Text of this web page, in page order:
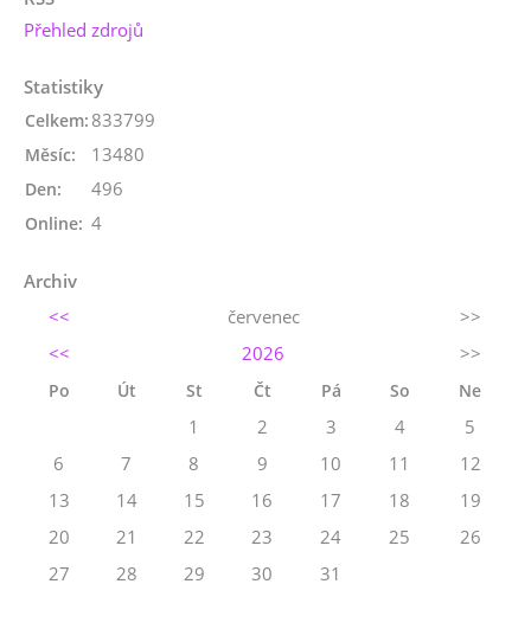
Přehled zdrojů
Statistiky
Online: 4
Celkem: 833799
Měsíc: 13480
Den: 496
Archiv
<<
červenec
>>
<<
2026 >>
Po Út St Čt Pá So Ne
1 2 3 4
5
6
7 8 9 10 11
12
13
14 15 16 17 18
19
20
21 22 23 24 25
26
27
28 29 30 31